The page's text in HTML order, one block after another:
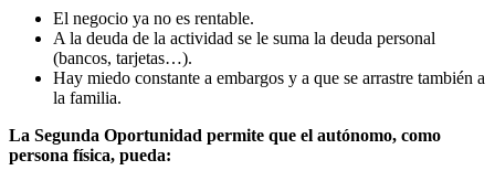
El negocio ya no es rentable.
A la deuda de la actividad se le suma la deuda personal
(bancos, tarjetas…).
Hay miedo constante a embargos y a que se arrastre también a
la familia.
La Segunda Oportunidad permite que el autónomo, como
persona física, pueda: